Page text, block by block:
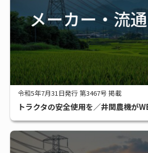
令和5年7月31日発行 第3467号 掲載
トラクタの安全使用を／井関農機が